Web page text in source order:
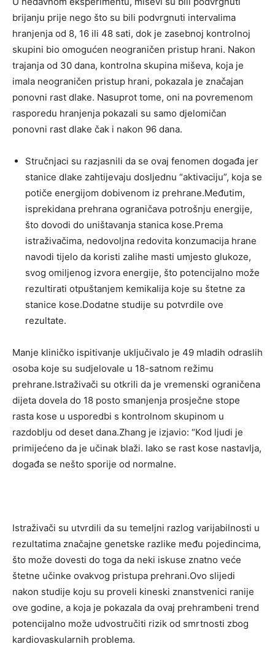
brijanju prije nego što su bili podvrgnuti intervalima
hranjenja od 8, 16 ili 48 sati, dok je zasebnoj kontrolnoj
skupini bio omogućen neograničen pristup hrani. Nakon
trajanja od 30 dana, kontrolna skupina miševa, koja je
imala neograničen pristup hrani, pokazala je značajan
ponovni rast dlake. Nasuprot tome, oni na povremenom
rasporedu hranjenja pokazali su samo djelomičan
ponovni rast dlake čak i nakon 96 dana.
Stručnjaci su razjasnili da se ovaj fenomen događa jer
stanice dlake zahtijevaju dosljednu “aktivaciju”, koja se
potiče energijom dobivenom iz prehrane.Međutim,
isprekidana prehrana ograničava potrošnju energije,
što dovodi do uništavanja stanica kose.Prema
istraživačima, nedovoljna redovita konzumacija hrane
navodi tijelo da koristi zalihe masti umjesto glukoze,
svog omiljenog izvora energije, što potencijalno može
rezultirati otpuštanjem kemikalija koje su štetne za
stanice kose.Dodatne studije su potvrdile ove
rezultate.
Manje kliničko ispitivanje uključivalo je 49 mladih odraslih
osoba koje su sudjelovale u 18-satnom režimu
prehrane.Istraživači su otkrili da je vremenski ograničena
dijeta dovela do 18 posto smanjenja prosječne stope
rasta kose u usporedbi s kontrolnom skupinom u
razdoblju od deset dana.Zhang je izjavio: “Kod ljudi je
primijećeno da je učinak blaži. Iako se rast kose nastavlja,
događa se nešto sporije od normalne.
Istraživači su utvrdili da su temeljni razlog varijabilnosti u
rezultatima značajne genetske razlike među pojedincima,
što može dovesti do toga da neki iskuse znatno veće
štetne učinke ovakvog pristupa prehrani.Ovo slijedi
nakon studije koju su proveli kineski znanstvenici ranije
ove godine, a koja je pokazala da ovaj prehrambeni trend
potencijalno može udvostručiti rizik od smrtnosti zbog
kardiovaskularnih problema.